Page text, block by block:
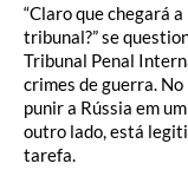
“Claro que chegará
tribunal?” se
Tribunal Penal
crimes de guerra.
punir a Rússia em
outro lado, está
tarefa.